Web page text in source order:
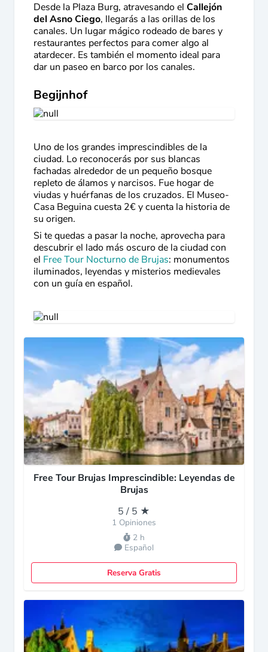
Desde la Plaza Burg, atravesando el Callejón
del Asno Ciego, llegarás a las orillas de los
canales. Un lugar mágico rodeado de bares y
restaurantes perfectos para comer algo al
atardecer. Es también el momento ideal para
dar un paseo en barco por los canales.
Begijnhof
Uno de los grandes imprescindibles de la
ciudad. Lo reconocerás por sus blancas
fachadas alrededor de un pequeño bosque
repleto de álamos y narcisos. Fue hogar de
viudas y huérfanas de los cruzados. El Museo-
Casa Beguina cuesta 2€ y cuenta la historia de
su origen.
Si te quedas a pasar la noche, aprovecha para
descubrir el lado más oscuro de la ciudad con
el Free Tour Nocturno de Brujas: monumentos
iluminados, leyendas y misterios medievales
con un guía en español.
Free Tour Brujas Imprescindible: Leyendas de
Brujas
5 / 5 ★
1 Opiniones
2 h
Español
Reserva Gratis